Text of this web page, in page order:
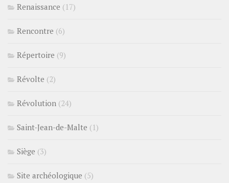
Renaissance (17)
Rencontre (6)
Répertoire (9)
Révolte (2)
Révolution (24)
Saint-Jean-de-Malte (1)
Siège (3)
Site archéologique (5)